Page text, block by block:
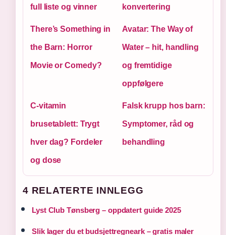
full liste og vinner konvertering
There’s Something in
the Barn: Horror
Movie or Comedy?
Avatar: The Way of
Water – hit, handling
og fremtidige
oppfølgere
C-vitamin
brusetablett: Trygt
hver dag? Fordeler
og dose
Falsk krupp hos barn:
Symptomer, råd og
behandling
4 RELATERTE INNLEGG
Lyst Club Tønsberg – oppdatert guide 2025
Slik lager du et budsjettregneark – gratis maler